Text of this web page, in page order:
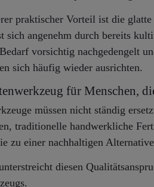
praktischer Vorteil ist die
sich angenehm durch bereits
vorsichtig nachgedengelt
sich häufig wieder ausrichten.
für Menschen,
müssen nicht ständig
traditionelle handwerkliche
zu einer nachhaltigen
diesen